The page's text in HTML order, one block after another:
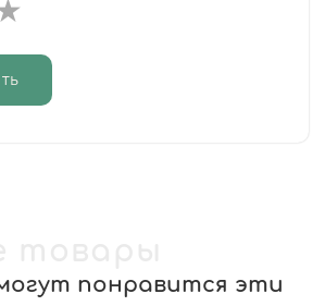
понравится эти